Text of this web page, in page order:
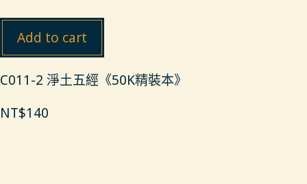
Add to cart
C011-2 淨土五經《50K精裝本》
NT$140